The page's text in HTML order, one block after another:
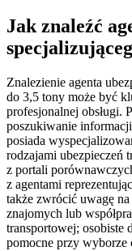
Jak znaleźć
Znalezienie agenta
do 3,5 tony może być
profesjonalnej obsługi.
poszukiwanie
posiada
rodzajami ubezpieczeń
z portali
z agentami
także zwrócić uwagę
znajomych lub
transportowej; osobiste
pomocne przy wyborze